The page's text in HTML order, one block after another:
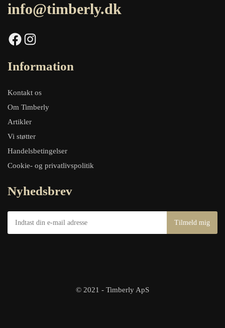
info@timberly.dk
Facebook Instagram
Information
Kontakt os
Om Timberly
Artikler
Vi støtter
Handelsbetingelser
Cookie- og privatlivspolitik
Nyhedsbrev
© 2021 - Timberly ApS